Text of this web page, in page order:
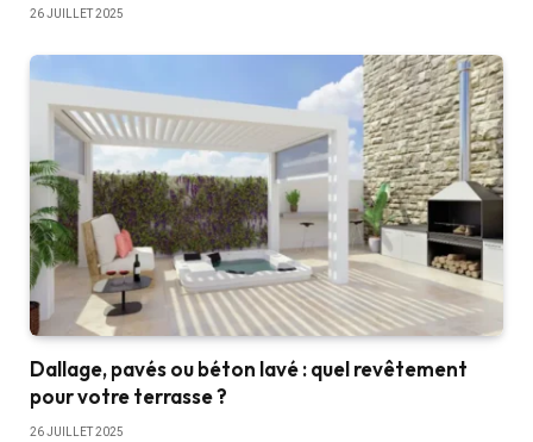
26 JUILLET 2025
Dallage, pavés ou béton lavé : quel revêtement
pour votre terrasse ?
26 JUILLET 2025